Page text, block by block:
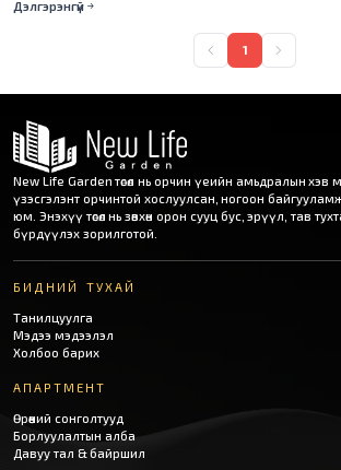
орчныг бүрдүүлсэн.
Дэлгэрэнгүй
1
New Life Garden төсөл нь орчин үеийн амьдралын хэв
үзэсгэлэнт орчинтой хослуулсан, ногоон
юм. Энэхүү төсөл нь зөвхөн орон сууц бус, эрүүл, тав
бүрдүүлэх зорилготой.
БИДНИЙ ТУХАЙ
Танилцуулга
Мэдээ мэдээлэл
Холбоо барих
АПАРТМЕНТ
Өрөөний сонголтууд
Борлуулалтын алба
Давуу тал & байршил